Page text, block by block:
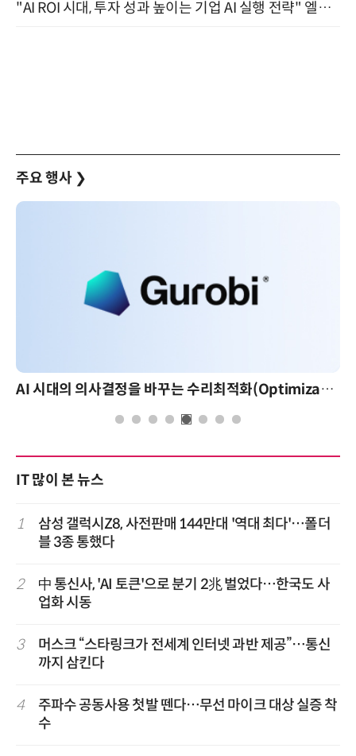
"AI ROI 시대, 투자 성과 높이는 기업 AI 실행 전략" 엘타워 6층 (9월 18일)
주요 행사 ❯
AI 시대의 의사결정을 바꾸는 수리최적화(Optimization): 실제 산업 적용 사례와 활용 전략
IT 많이 본 뉴스
1
삼성 갤럭시Z8, 사전판매 144만대 '역대 최다'…폴더
블 3종 통했다
2
中 통신사, 'AI 토큰'으로 분기 2兆 벌었다…한국도 사
업화 시동
3
머스크 “스타링크가 전세계 인터넷 과반 제공”…통신
까지 삼킨다
4
주파수 공동사용 첫발 뗀다…무선 마이크 대상 실증 착
수